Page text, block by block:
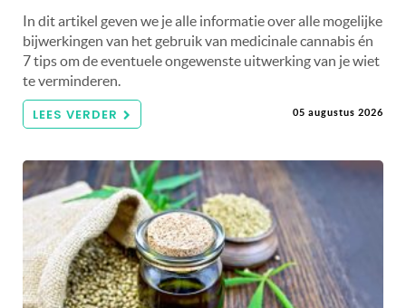
In dit artikel geven we je alle informatie over alle mogelijke
bijwerkingen van het gebruik van medicinale cannabis én
7 tips om de eventuele ongewenste uitwerking van je wiet
te verminderen.
LEES VERDER 05 augustus 2026